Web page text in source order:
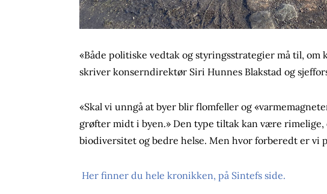
«Både politiske vedtak og styringsstrategier må til,
skriver konserndirektør Siri Hunnes Blakstad og
«Skal vi unngå at byer blir flomfeller og
grøfter midt i byen.» Den type tiltak kan være
biodiversitet og bedre helse. Men hvor forberedt er vi
Her finner du hele kronikken, på Sintefs side.